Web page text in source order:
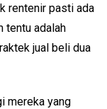
rentenir pasti ada
tentu adalah
jual beli dua
mereka yang